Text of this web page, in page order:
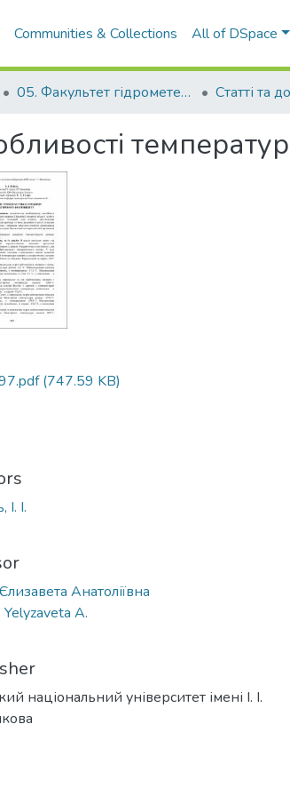
Communities & Collections All of DSpace
05. Факультет гідрометеорології і екології Статті та
(747.59 KB)
І.
Анатоліївна
Yelyzaveta A.
національний університет імені І. І.